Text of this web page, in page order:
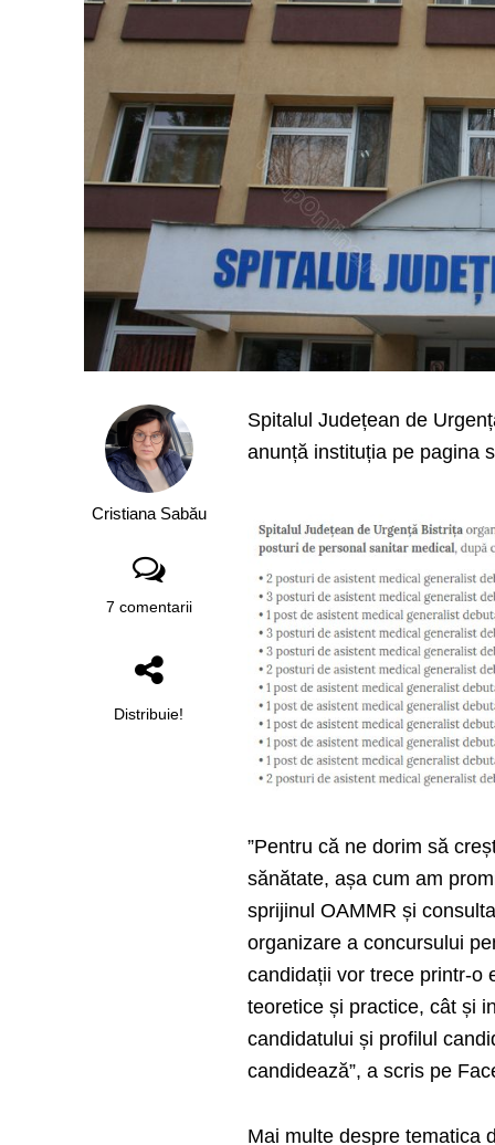
Cristiana Sabău
7 comentarii
Distribuie!
Spitalul Județean de
anunță instituția pe pagina
”Pentru că ne dorim să
sănătate, așa cum am
sprijinul OAMMR și
organizare a concursului
candidații vor trece printr-o
teoretice și practice, cât și
candidatului și profilul
candidează”, a scris pe
Mai multe despre tematica